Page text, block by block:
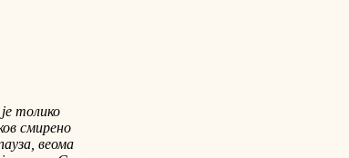
толико
смирено
веома